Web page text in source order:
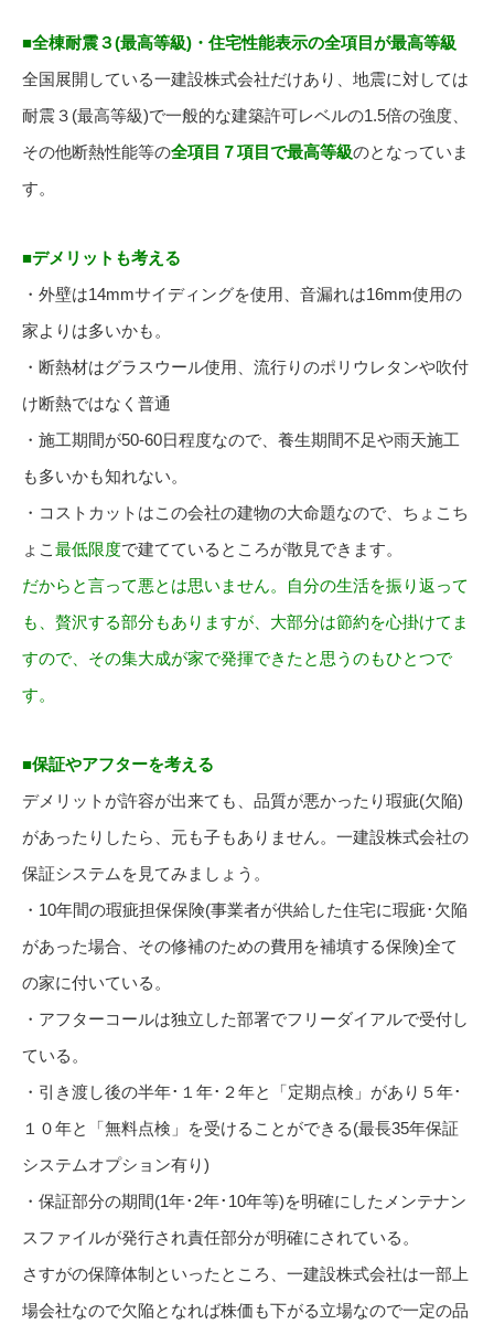
■全棟耐震３(最高等級)・住宅性能表示の全項目が最高等級
全国展開している一建設株式会社だけあり、地震に対しては
耐震３(最高等級)で一般的な建築許可レベルの1.5倍の強度、
その他断熱性能等の全項目７項目で最高等級のとなっていま
す。
■デメリットも考える
・外壁は14mmサイディングを使用、音漏れは16mm使用の
家よりは多いかも。
・断熱材はグラスウール使用、流行りのポリウレタンや吹付
け断熱ではなく普通
・施工期間が50-60日程度なので、養生期間不足や雨天施工
も多いかも知れない。
・コストカットはこの会社の建物の大命題なので、ちょこち
ょこ 最低限度で建てているところが散見できます。
だからと言って悪とは思いません。自分の生活を振り返って
も、贅沢する部分もありますが、大部分は節約を心掛けてま
すので、その集大成が家で発揮できたと思うのもひとつで
す。
■保証やアフターを考える
デメリットが許容が出来ても、品質が悪かったり瑕疵(欠陥)
があったりしたら、元も子もありません。一建設株式会社の
保証システムを見てみましょう。
・10年間の瑕疵担保保険(事業者が供給した住宅に瑕疵･欠陥
があった場合、その修補のための費用を補填する保険)全て
の家に付いている。
・アフターコールは独立した部署でフリーダイアルで受付し
ている。
・引き渡し後の半年･１年･２年と「定期点検」があり５年･
１０年と「無料点検」を受けることができる(最長35年保証
システムオプション有り)
・保証部分の期間(1年･2年･10年等)を明確にしたメンテナン
スファイルが発行され責任部分が明確にされている。
さすがの保障体制といったところ、一建設株式会社は一部上
場会社なので欠陥となれば株価も下がる立場なので一定の品